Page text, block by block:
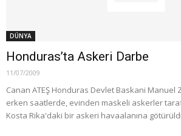
DÜNYA
Honduras’ta Askeri Darbe
11/07/2009
Canan ATEŞ Honduras Devlet Baskani Manuel
erken saatlerde, evinden maskeli askerler
Kosta Rika'daki bir askeri havaalanına